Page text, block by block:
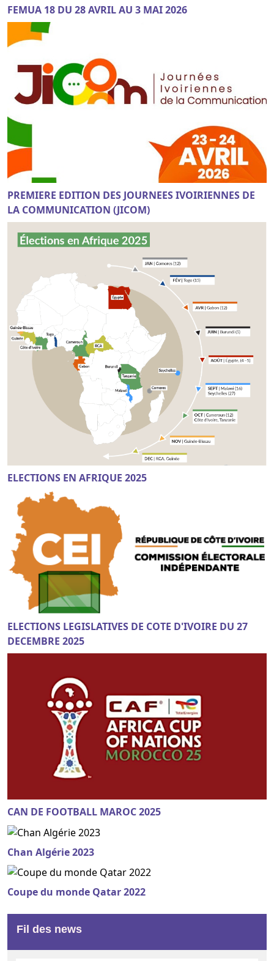
FEMUA 18 DU 28 AVRIL AU 3 MAI 2026
PREMIERE EDITION DES JOURNEES IVOIRIENNES DE
LA COMMUNICATION (JICOM)
ELECTIONS EN AFRIQUE 2025
ELECTIONS LEGISLATIVES DE COTE D'IVOIRE DU 27
DECEMBRE 2025
CAN DE FOOTBALL MAROC 2025
Chan Algérie 2023
Coupe du monde Qatar 2022
Fil des news